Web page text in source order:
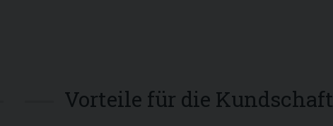
Vorteile für die Kundschaft